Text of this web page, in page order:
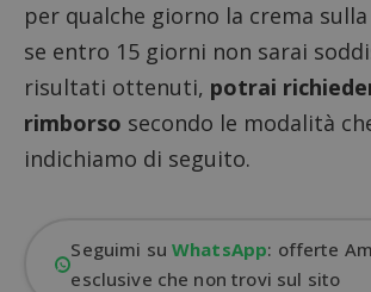
per qualche giorno la crema
se entro 15 giorni non sarai
risultati ottenuti, potrai
rimborso secondo le modalità
indichiamo di seguito.
Seguimi suWhatsApp: offerte
esclusive che non trovi sul sito